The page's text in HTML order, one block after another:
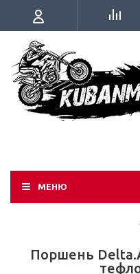
МЕНЮ
Поршень